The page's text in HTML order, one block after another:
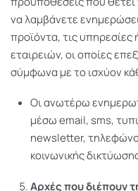
να λαμβάνετε
προϊόντα, τις
εταιρειών, οι οποίες
σύμφωνα με το ισχύον
Οι ανωτέρω
μέσω email, sms,
newsletter,
κοινωνικής
Αρχές που διέπουν